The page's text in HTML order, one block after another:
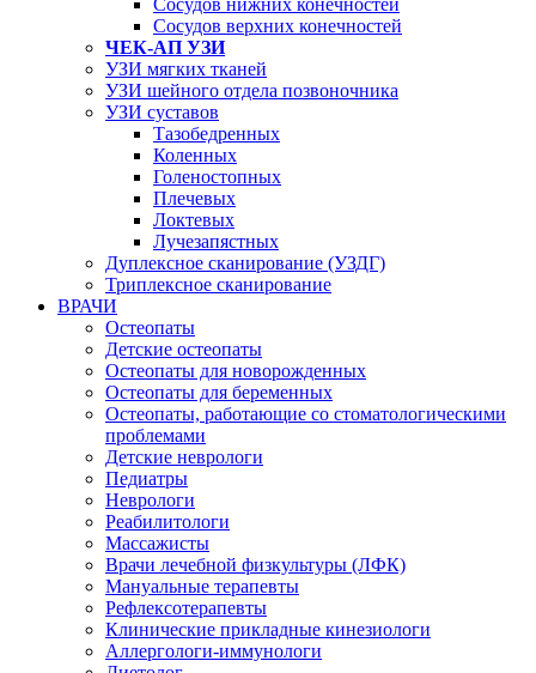
Сосудов нижних конечностей
Сосудов верхних конечностей
ЧЕК-АП УЗИ
УЗИ мягких тканей
УЗИ шейного отдела позвоночника
УЗИ суставов
Тазобедренных
Коленных
Голеностопных
Плечевых
Локтевых
Лучезапястных
Дуплексное сканирование (УЗДГ)
Триплексное сканирование
ВРАЧИ
Остеопаты
Детские остеопаты
Остеопаты для новорожденных
Остеопаты для беременных
Остеопаты, работающие со стоматологическими
проблемами
Детские неврологи
Педиатры
Неврологи
Реабилитологи
Массажисты
Врачи лечебной физкультуры (ЛФК)
Мануальные терапевты
Рефлексотерапевты
Клинические прикладные кинезиологи
Аллергологи-иммунологи